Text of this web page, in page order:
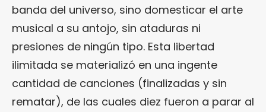
banda del universo, sino domesticar el arte
musical a su antojo, sin ataduras ni
presiones de ningún tipo. Esta libertad
ilimitada se materializó en una ingente
cantidad de canciones (finalizadas y sin
rematar), de las cuales diez fueron a parar al